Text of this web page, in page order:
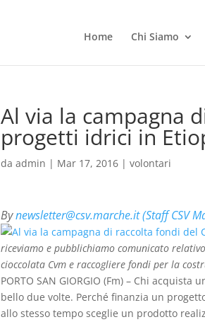
Home Chi Siamo
Al via la campagna
progetti idrici in
da admin | Mar 17, 2016| volontari
Bynewsletter@csv.marche.it (Staff CSV
riceviamo e pubblichiamo comunicato
cioccolata Cvm e raccogliere fondi per la
PORTO SAN GIORGIO (Fm) – Chi
bello due volte. Perché finanzia un
allo stesso tempo sceglie un prodotto